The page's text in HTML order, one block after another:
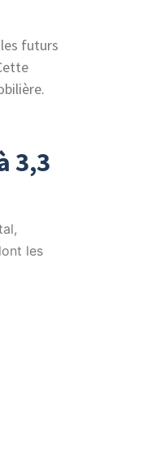
futurs
ette
3,3
les